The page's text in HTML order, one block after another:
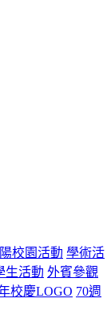
校園活動 學術活
生活動 外賓參觀
校慶LOGO 70週